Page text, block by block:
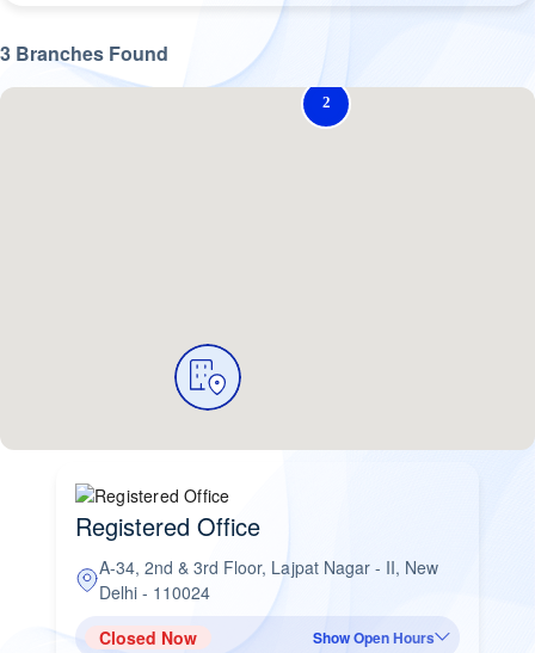
3 Branches Found
Registered Office
A-34, 2nd & 3rd Floor, Lajpat Nagar - II, New
Delhi - 110024
Closed Now
Show Open Hours